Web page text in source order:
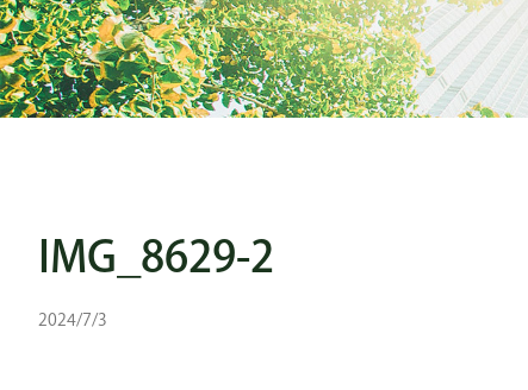
IMG_8629-2
2024/7/3